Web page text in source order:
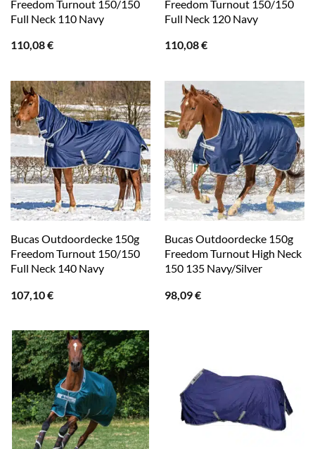
Freedom Turnout 150/150
Full Neck 110 Navy
110,08€
Freedom Turnout 150/150
Full Neck 120 Navy
110,08€
Bucas Outdoordecke 150g
Freedom Turnout 150/150
Full Neck 140 Navy
107,10€
Bucas Outdoordecke 150g
Freedom Turnout High Neck
150 135 Navy/Silver
98,09€